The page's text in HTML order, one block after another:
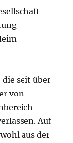
die seit über
von
Auf
aus der